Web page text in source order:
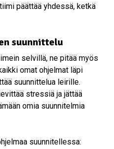
päättää yhdessä, ketkä
suunnittelu
selvillä, ne pitää myös
omat ohjelmat läpi
suunnittelua leirille.
stressiä ja jättää
omia suunnitelmia
suunnitellessa: